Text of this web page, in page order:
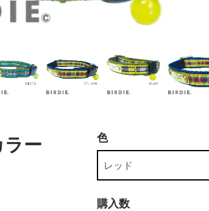
ー 色
購入数